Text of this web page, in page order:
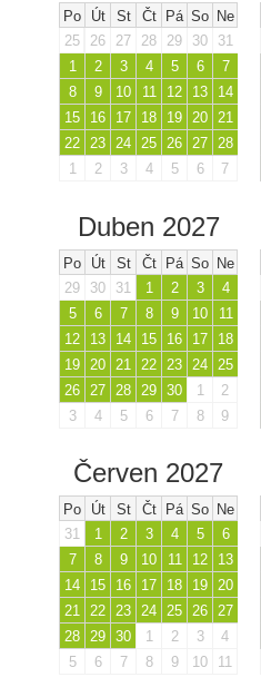
Po Út St Čt Pá So Ne
25
26 27 28 29 30
31
1
2 3 4 5 6
7
8
9 10 11 12 13
14
15
16 17 18 19 20 21
22 23 24 25 26 27 28
1
2 3 4 5 6 7
Duben 2027
Po Út St Čt Pá So Ne
29
30 31 1 2 3
4
5
6 7 8 9 10
11
12
13 14 15 16 17
18
19
20 21 22 23 24
25
26
27 28 29 30 1
2
3
4 5 6 7 8 9
Červen 2027
Po Út St Čt Pá So Ne
31
1 2 3 4 5
6
7
8 9 10 11 12
13
14
15 16 17 18 19 20
21 22 23 24 25 26 27
28 29 30 1 2 3
4
5
6 7 8 9 10 11